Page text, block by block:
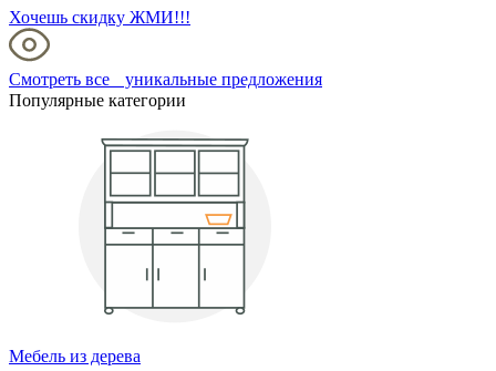
Хочешь скидку ЖМИ!!!
Смотреть все уникальные предложения
Популярные категории
Мебель из дерева